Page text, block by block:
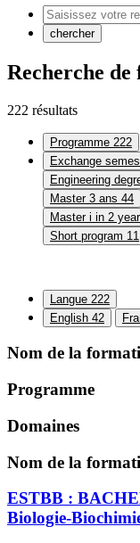
chercher
Recherche
222 résultats
Programme 222
Exchange
Engineering
Master 3 ans 44
Master i in 2
Short program 11
Langue 222
English 42
Nom de la
Programme
Domaines
Nom de la
ESTBB :
Biologie-